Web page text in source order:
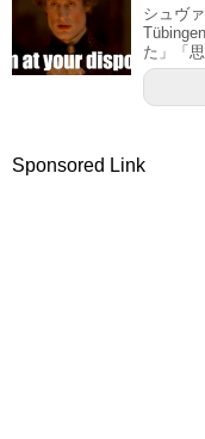
シュヴ
た」「
Sponsored Link